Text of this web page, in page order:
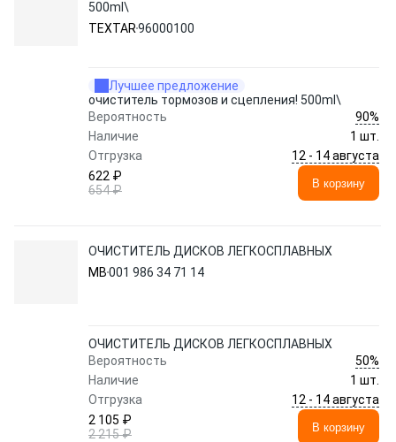
500ml\
TEXTAR96000100
Лучшее предложение
очиститель тормозов и сцепления! 500ml\
Вероятность
90%
Наличие
1 шт.
Отгрузка
12 - 14 августа
622 ₽
654 ₽
В корзину
ОЧИСТИТЕЛЬ ДИСКОВ ЛЕГКОСПЛАВНЫХ
MB001 986 34 71 14
ОЧИСТИТЕЛЬ ДИСКОВ ЛЕГКОСПЛАВНЫХ
Вероятность
50%
Наличие
1 шт.
Отгрузка
12 - 14 августа
2 105 ₽
2 215 ₽
В корзину